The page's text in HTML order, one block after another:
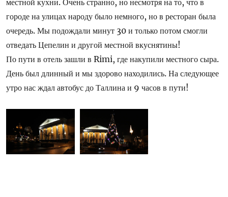
городе на улицах народу было немного, но в ресторан была
очередь. Мы подождали минут 30 и только потом смогли
отведать Цепелин и другой местной вкуснятины!
По пути в отель зашли в Rimi, где накупили местного сыра.
День был длинный и мы здорово находились. На следующее
утро нас ждал автобус до Таллина и 9 часов в пути!